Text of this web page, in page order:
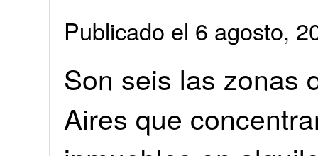
Publicado el 6 agosto,
Son seis las zonas
Aires que